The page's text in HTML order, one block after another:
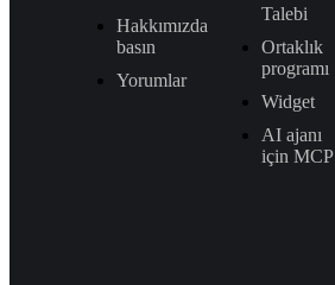
Hakkımızda
basın
Yorumlar
Talebi
Ortaklık
programı
Widget
AI ajanı
için MCP